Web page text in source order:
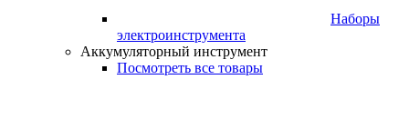
Наборы
электроинструмента
Аккумуляторный инструмент
Посмотреть все товары